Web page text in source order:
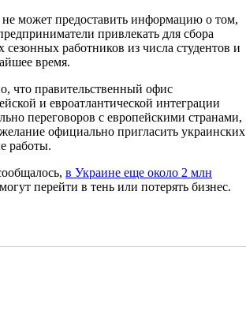
не может предоставить информацию о том,
привлекать для сбора
сезонных работников из числа студентов и
время.
что правительственный офис
и евроатлантической интеграции
переговоров с европейскими странами,
официально пригласить украинских
работы.
в Украине еще около 2 млн
могут перейти в тень или потерять бизнес.